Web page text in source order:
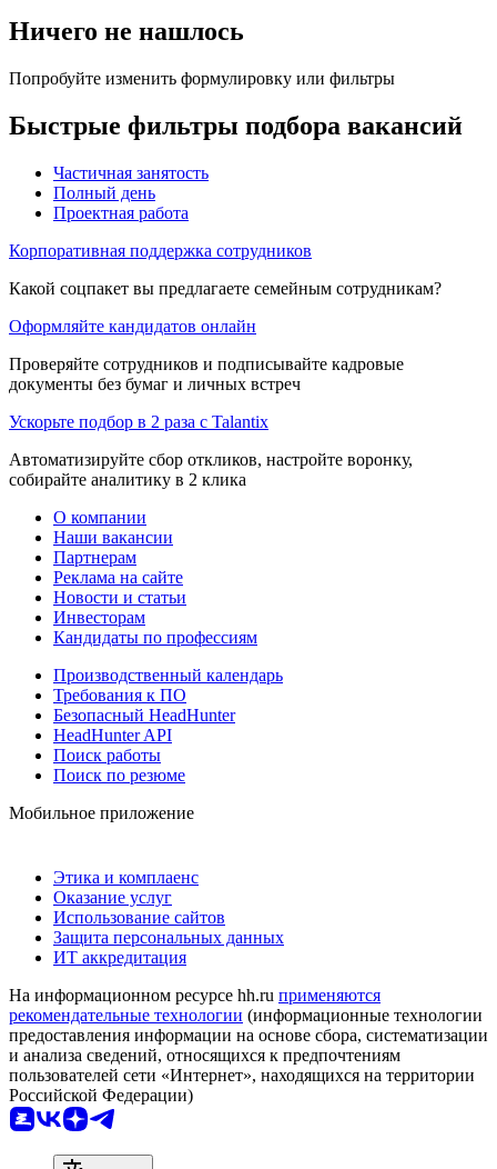
Ничего не нашлось
Попробуйте изменить формулировку или фильтры
Быстрые фильтры подбора вакансий
Частичная занятость
Полный день
Проектная работа
Корпоративная поддержка сотрудников
Какой соцпакет вы предлагаете семейным сотрудникам?
Оформляйте кандидатов онлайн
Проверяйте сотрудников и подписывайте кадровые
документы без бумаг и личных встреч
Ускорьте подбор в 2 раза с Talantix
Автоматизируйте сбор откликов, настройте воронку,
собирайте аналитику в 2 клика
О компании
Наши вакансии
Партнерам
Реклама на сайте
Новости и статьи
Инвесторам
Кандидаты по профессиям
Производственный календарь
Требования к ПО
Безопасный HeadHunter
HeadHunter API
Поиск работы
Поиск по резюме
Мобильное приложение
Этика и комплаенс
Оказание услуг
Использование сайтов
Защита персональных данных
ИТ аккредитация
На информационном ресурсе hh.ru применяются
рекомендательные технологии (информационные технологии
предоставления информации на основе сбора, систематизации
и анализа сведений, относящихся к предпочтениям
пользователей сети «Интернет», находящихся на территории
Российской Федерации)